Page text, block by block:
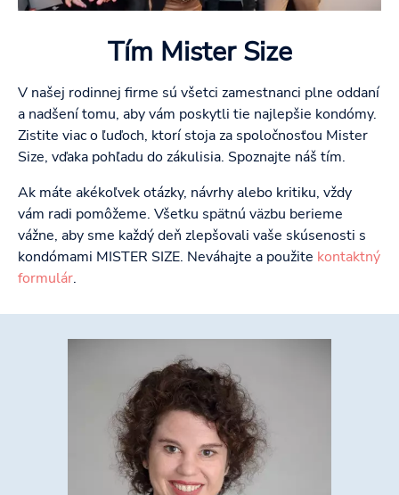
Tím Mister Size
V našej rodinnej firme sú všetci zamestnanci plne oddaní
a nadšení tomu, aby vám poskytli tie najlepšie kondómy.
Zistite viac o ľuďoch, ktorí stoja za spoločnosťou Mister
Size, vďaka pohľadu do zákulisia. Spoznajte náš tím.
Ak máte akékoľvek otázky, návrhy alebo kritiku, vždy
vám radi pomôžeme. Všetku spätnú väzbu berieme
vážne, aby sme každý deň zlepšovali vaše skúsenosti s
kondómami MISTER SIZE. Neváhajte a použite kontaktný
formulár.